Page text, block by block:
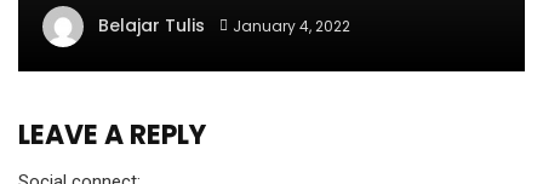
Belajar Tulis January 4, 2022
LEAVE A REPLY